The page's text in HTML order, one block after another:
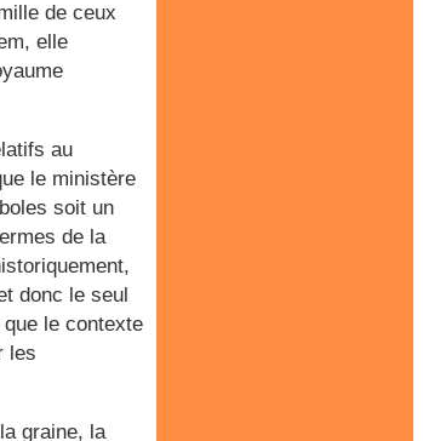
de ceux
elle
au
le ministère
soit un
de la
donc le seul
le contexte
les
graine, la